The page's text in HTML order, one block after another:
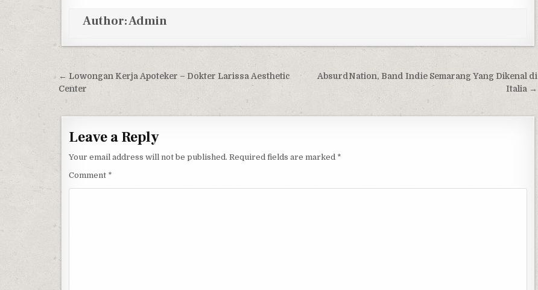
Author:Admin
Post navigation
AbsurdNation, Band Indie Semarang Yang Dikenal di
Italia →
← Lowongan Kerja Apoteker – Dokter Larissa Aesthetic
Center
Leave a Reply
Your email address will not be published. Required fields are marked *
Comment *